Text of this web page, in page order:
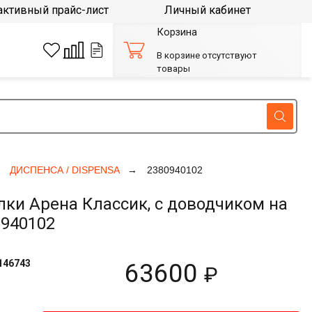
ДИСПЕНСА / DISPENSA 2380940102
Арена Классик, с доводчиком на
63600 ₽
прайс-лист Личный кабинет
Корзина
В корзине отсутствуют
товары